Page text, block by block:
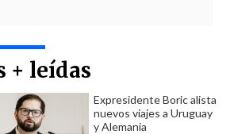
+ leídas
Expresidente Boric alista
nuevos viajes a Uruguay
y Alemania